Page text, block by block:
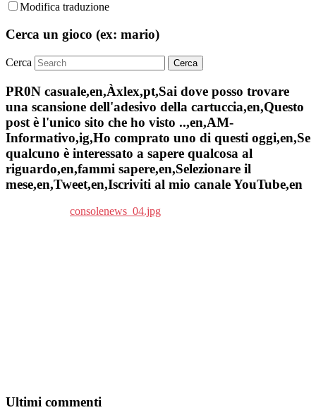
Modifica traduzione
Cerca un gioco (ex: mario)
Cerca
PR0N casuale,en,Àxlex,pt,Sai dove posso trovare
una scansione dell'adesivo della cartuccia,en,Questo
post è l'unico sito che ho visto ..,en,AM-
Informativo,ig,Ho comprato uno di questi oggi,en,Se
qualcuno è interessato a sapere qualcosa al
riguardo,en,fammi sapere,en,Selezionare il
mese,en,Tweet,en,Iscriviti al mio canale YouTube,en
Ultimi commenti